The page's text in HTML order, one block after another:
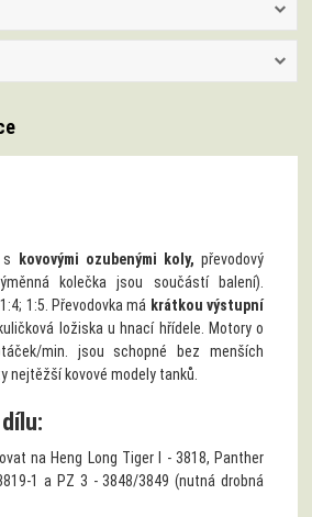
s kovovými ozubenými koly,převodový
kolečka jsou součástí balení).
1:5. Převodovka má krátkou výstupní
kuličková ložiska u hnací hřídele. Motory o
min. jsou schopné bez menších
nejtěžší kovové modely tanků.
na Heng Long Tiger I - 3818, Panther
1 a PZ 3 - 3848/3849 (nutná drobná